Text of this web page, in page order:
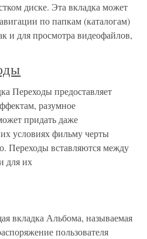
диске. Эта вкладка может
по папкам (каталогам)
и для просмотра видеофайлов,
Переходы предоставляет
разумное
придать даже
условиях фильму черты
Переходы вставляются между
для их
вкладка Альбома, называемая
пользователя